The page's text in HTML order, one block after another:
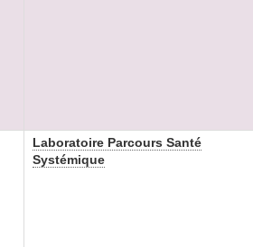
Laboratoire Parcours Santé
Systémique